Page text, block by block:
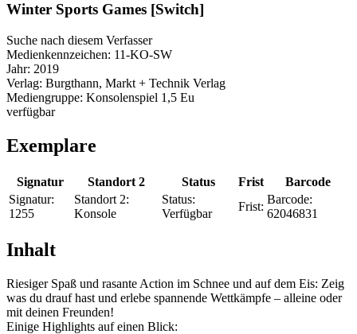
Winter Sports Games [Switch]
Suche nach diesem Verfasser
Medienkennzeichen: 11-KO-SW
Jahr: 2019
Verlag: Burgthann, Markt + Technik Verlag
Mediengruppe: Konsolenspiel 1,5 Eu
verfügbar
Exemplare
Signatur Standort 2 Status Frist
Barcode
Signatur:
1255
Standort 2:
Konsole
Status:
Verfügbar
Frist:
Barcode:
62046831
Inhalt
Riesiger Spaß und rasante Action im Schnee und auf dem Eis: Zeig
was du drauf hast und erlebe spannende Wettkämpfe – alleine oder
mit deinen Freunden!
Einige Highlights auf einen Blick: